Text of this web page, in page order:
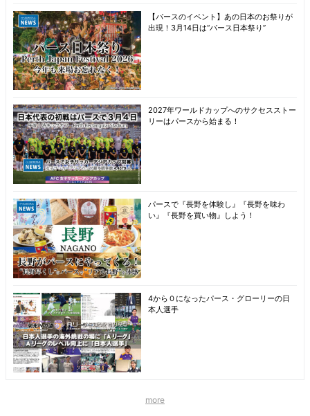
【パースのイベント】あの日本のお祭りが
出現！3月14日は“パース日本祭り”
2027年ワールドカップへのサクセスストー
リーはパースから始まる！
パースで『長野を体験し』『長野を味わ
い』『長野を買い物』しよう！
4から０になったパース・グローリーの日
本人選手
more